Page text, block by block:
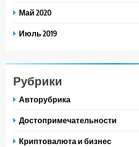
Май 2020
Июль 2019
Рубрики
Авторубрика
Достопримечательности
Криптовалюта и бизнес